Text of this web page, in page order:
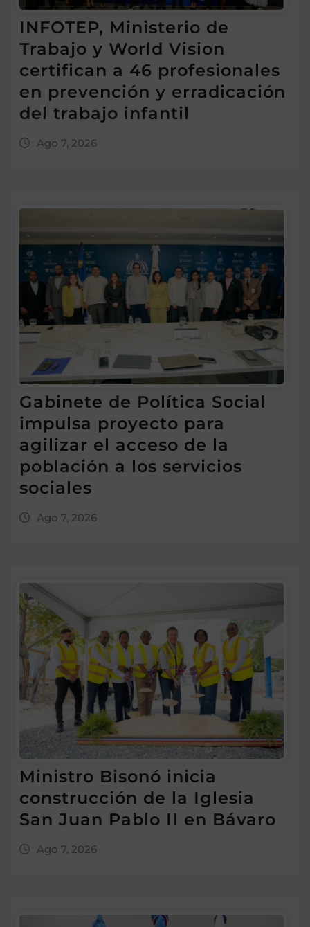
INFOTEP, Ministerio de
Trabajo y World Vision
certifican a 46 profesionales
en prevención y erradicación
del trabajo infantil
Ago 7, 2026
Gabinete de Política Social
impulsa proyecto para
agilizar el acceso de la
población a los servicios
sociales
Ago 7, 2026
Ministro Bisonó inicia
construcción de la Iglesia
San Juan Pablo II en Bávaro
Ago 7, 2026